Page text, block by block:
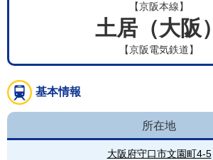
【京阪本線】
土居（大阪）
【京阪電気鉄道】
基本情報
所在地
大阪府守口市文園町4-5